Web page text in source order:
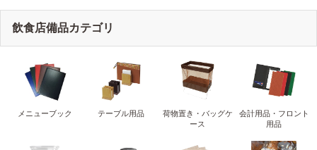
飲食店備品カテゴリ
メニューブック テーブル用品
荷物置き・バッグケ
ース
会計用品・フロント
用品